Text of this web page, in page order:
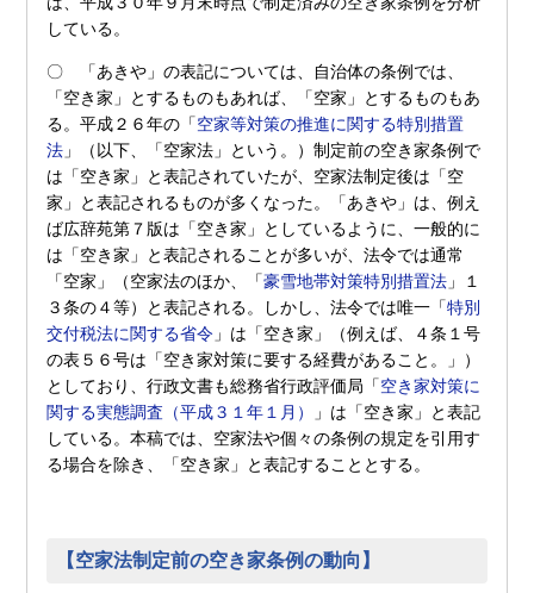
している。
〇 「あきや」の表記については、自治体の条例では、
「空き家」とするものもあれば、「空家」とするものもあ
る。平成２６年の「空家等対策の推進に関する特別措置
法 」（以下、「空家法」という。）制定前の空き家条例で
は「空き家」と表記されていたが、空家法制定後は「空
家」と表記されるものが多くなった。「あきや」は、例え
ば広辞苑第７版は「空き家」としているように、一般的に
は「空き家」と表記されることが多いが、法令では通常
「空家」（空家法のほか、「豪雪地帯対策特別措置法 」１
３条の４等）と表記される。しかし、法令では唯一「特別
交付税法に関する省令 」は「空き家」（例えば、４条１号
の表５６号は「空き家対策に要する経費があること。」）
としており、行政文書も総務省行政評価局「空き家対策に
関する実態調査（平成３１年１月）
」は「空き家」と表記
している。本稿では、空家法や個々の条例の規定を引用す
る場合を除き、「空き家」と表記することとする。
【空家法制定前の空き家条例の動向】